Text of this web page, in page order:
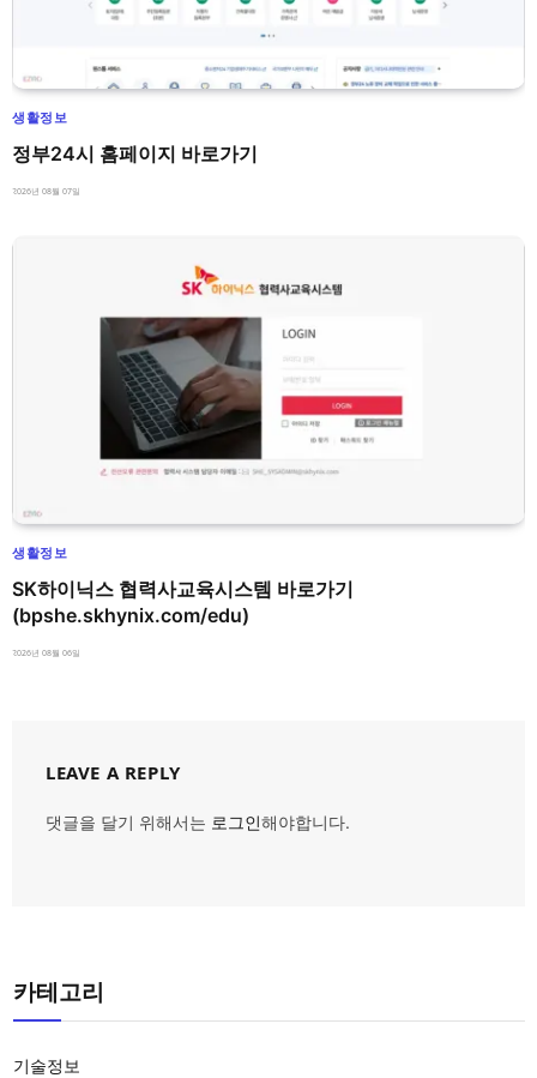
생활정보
정부24시 홈페이지 바로가기
2026년 08월 07일
생활정보
SK하이닉스 협력사교육시스템 바로가기
(bpshe.skhynix.com/edu)
2026년 08월 06일
LEAVE A REPLY
댓글을 달기 위해서는 로그인해야합니다.
카테고리
기술정보